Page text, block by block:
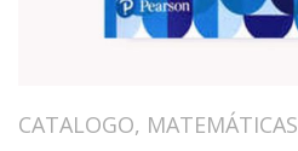
CATALOGO, MATEMÁTICAS